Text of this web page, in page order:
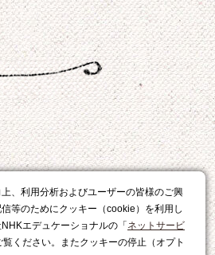
、利用分析およびユーザーの皆様のご興
等のためにクッキー（cookie）を利用し
エデュケーショナルの「 ネットサービ
覧ください。またクッキーの停止（オプト